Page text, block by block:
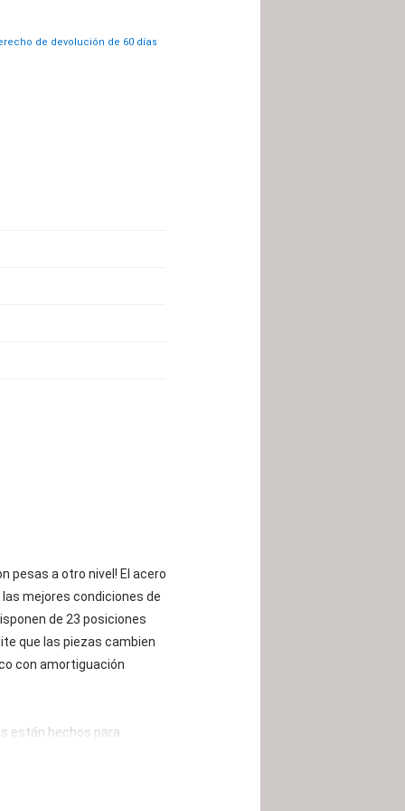
de devolución de 60 días
pesas a otro nivel! El acero
mejores condiciones de
de 23 posiciones
que las piezas cambien
con amortiguación
están hechos para